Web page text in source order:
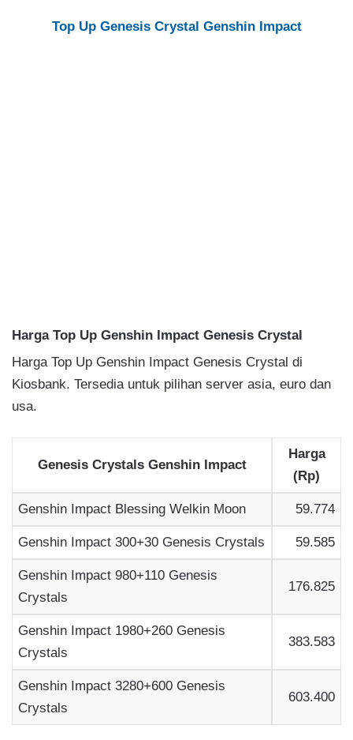
Top Up Genesis Crystal Genshin Impact
Harga Top Up Genshin Impact Genesis Crystal
Harga Top Up Genshin Impact Genesis Crystal di
Kiosbank. Tersedia untuk pilihan server asia, euro dan
usa.
Genesis Crystals Genshin Impact
Harga
(Rp)
Genshin Impact Blessing Welkin Moon 59.774
Genshin Impact 300+30 Genesis Crystals 59.585
Genshin Impact 980+110 Genesis
Crystals
176.825
Genshin Impact 1980+260 Genesis
Crystals
383.583
Genshin Impact 3280+600 Genesis
Crystals
603.400